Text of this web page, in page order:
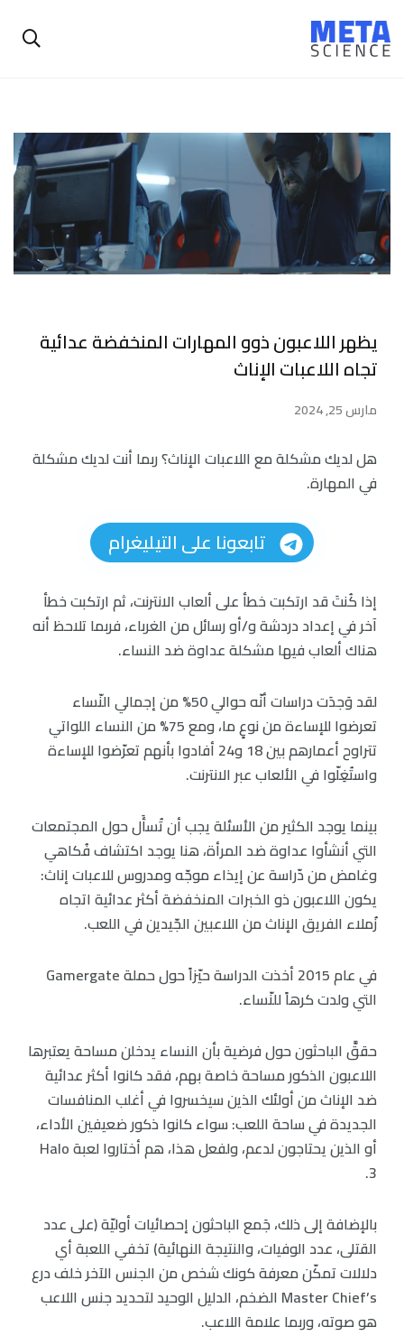
يظهر اللاعبون ذوو المهارات المنخفضة عدائية
تجاه اللاعبات الإناث
مارس 25, 2024
هل لديك مشكلة مع اللاعبات الإناث؟ ربما أنت لديك مشكلة
في المهارة.
تابعونا على التيليغرام
إذا كُنتَ قد ارتكبت خطأ على ألعاب الانترنت، ثم ارتكبت خطأ
آخر في إعداد دردشة و/أو رسائل من الغرباء، فربما تلاحظ أنه
هناك ألعاب فيها مشكلة عداوة ضد النساء.
لقد وَجدَت دراسات أنّه حوالي 50% من إجمالي النّساء
تعرضوا للإساءة من نوعٍ ما، ومع 75% من النساء اللواتي
تتراوح أعمارهم بين 18 و24 أفادوا بأنهم تعرّضوا للإساءة
واستُغِلّوا في الألعاب عبر الانترنت.
بينما يوجد الكثير من الأسئلة يجب أن تُسأَل حول المجتمعات
التي أنشأوا عداوة ضد المرأة، هنا يوجد اكتشاف فُكاهي
وغامض من دّراسة عن إيذاء موجّه ومدروس للاعبات إناث:
يكون اللاعبون ذو الخبرات المنخفضة أكثر عدائية اتجاه
زُملاء الفريق الإناث من اللاعبين الجّيدين في اللعب.
في عام 2015 أخذت الدراسة حيّزاً حول حملة Gamergate
التي ولدت كرهاً للنّساء.
حققَّ الباحثون حول فرضية بأن النساء يدخلن مساحة يعتبرها
اللاعبون الذكور مساحة خاصة بهم، فقد كانوا أكثر عدائية
ضد الإناث من أولئك الذين سيخسروا في أغلب المنافسات
الجديدة في ساحة اللعب: سواء كانوا ذكور ضعيفين الأداء،
أو الذين يحتاجون لدعم، ولفعل هذا، هم أختاروا لعبة Halo
3.
بالإضافة إلى ذلك، جَمع الباحثون إحصائيات أوليّة (على عدد
القتلى، عدد الوفيات، والنتيجة النهائية) تخفي اللعبة أي
دلالات تمكّن معرفة كونك شخص من الجنس الآخر خلف درع
Master Chief’s الضخم، الدليل الوحيد لتحديد جنس اللاعب
هو صوته، وربما علامة اللاعب.